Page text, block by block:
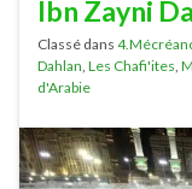
Ibn Zayni
Classé dans
Dahlan Les Chafi'ites
d'Arabie